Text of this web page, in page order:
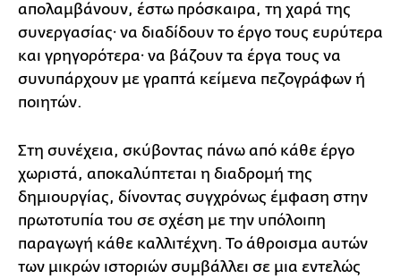
απολαμβάνουν, έστω πρόσκαιρα, τη χαρά της
συνεργασίας· να διαδίδουν το έργο τους ευρύτερα
και γρηγορότερα· να βάζουν τα έργα τους να
συνυπάρχουν με γραπτά κείμενα πεζογράφων ή
ποιητών.
Στη συνέχεια, σκύβοντας πάνω από κάθε έργο
χωριστά, αποκαλύπτεται η διαδρομή της
δημιουργίας, δίνοντας συγχρόνως έμφαση στην
πρωτοτυπία του σε σχέση με την υπόλοιπη
παραγωγή κάθε καλλιτέχνη. Το άθροισμα αυτών
των μικρών ιστοριών συμβάλλει σε μια εντελώς